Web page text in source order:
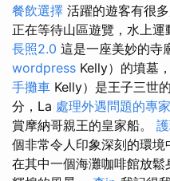
餐飲選擇 活躍的遊客有很
正在等待山區遊覽，水上運
長照2.0 這是一座美妙的寺
wordpress Kelly）的墳墓
手攤車 Kelly）是王子三世
分，La 處理外遇問題的專家
賞摩納哥親王的皇家船。
個非常令人印象深刻的環境
在其中一個海灘咖啡館放